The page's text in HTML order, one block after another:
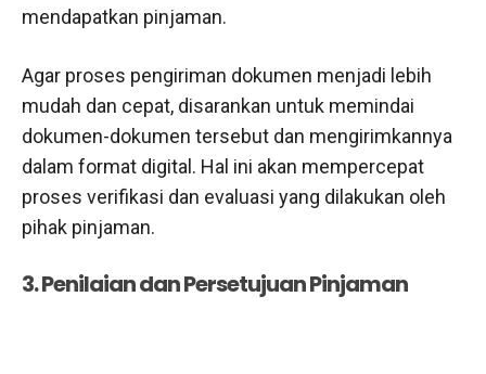
mendapatkan pinjaman.
Agar proses pengiriman dokumen menjadi lebih
mudah dan cepat, disarankan untuk memindai
dokumen-dokumen tersebut dan mengirimkannya
dalam format digital. Hal ini akan mempercepat
proses verifikasi dan evaluasi yang dilakukan oleh
pihak pinjaman.
3. Penilaian dan Persetujuan Pinjaman